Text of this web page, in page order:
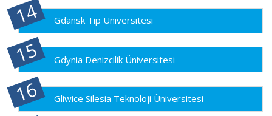
Gdansk Tıp Üniversitesi
Gdynia Denizcilik Üniversitesi
Gliwice Silesia Teknoloji Üniversitesi